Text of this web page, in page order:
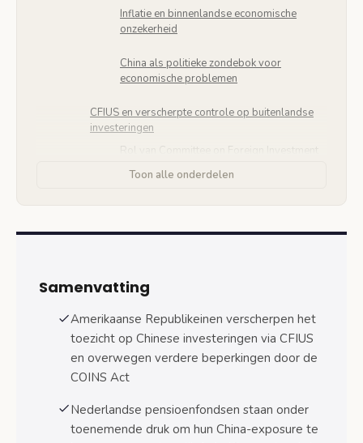
Inflatie en binnenlandse economische
onzekerheid
China als politieke zondebok voor
economische problemen
CFIUS en verscherpte controle op buitenlandse
investeringen
Comprehensive Outbound Investment
Staatsrechtelijke maatregelen tegen
Chinees eigendom
Gevolgen voor internationale
investeringsstrategieën
Nederlandse pensioenfondsen en
Toon alle onderdelen
Samenvatting
Amerikaanse Republikeinen verscherpen het
toezicht op Chinese investeringen via CFIUS
en overwegen verdere beperkingen door de
COINS Act
Nederlandse pensioenfondsen staan onder
toenemende druk om hun China-exposure te